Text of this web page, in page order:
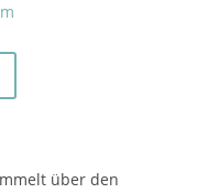
über den